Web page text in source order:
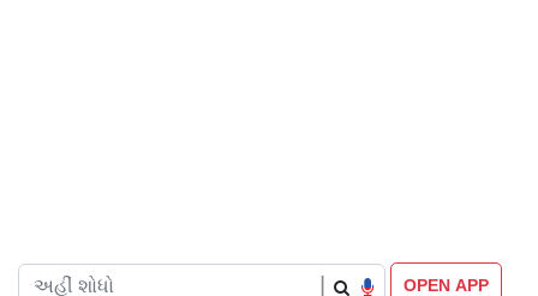
OPEN APP